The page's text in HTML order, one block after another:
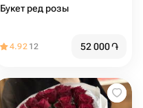
Букет ред розы
4.92 12 52 000֏